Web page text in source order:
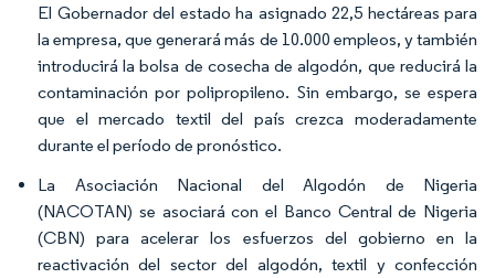
El Gobernador del estado ha asignado 22,5 hectáreas para
la empresa, que generará más de 10.000 empleos, y también
introducirá la bolsa de cosecha de algodón, que reducirá la
contaminación por polipropileno. Sin embargo, se espera
que el mercado textil del país crezca moderadamente
durante el período de pronóstico.
La Asociación Nacional del Algodón de Nigeria
(NACOTAN) se asociará con el Banco Central de Nigeria
(CBN) para acelerar los esfuerzos del gobierno en la
reactivación del sector del algodón, textil y confección